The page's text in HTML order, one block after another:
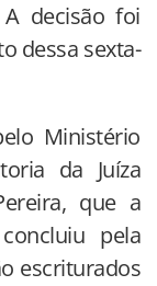
decisão foi
dessa sexta-
Ministério
da Juíza
que a
pela
escriturados